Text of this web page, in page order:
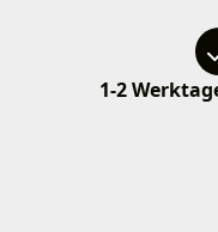
1-2